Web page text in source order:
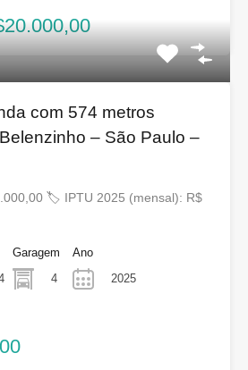
com 574 metros
– São Paulo –
🏷 IPTU 2025 (mensal): R$
Garagem
4
Ano
2025